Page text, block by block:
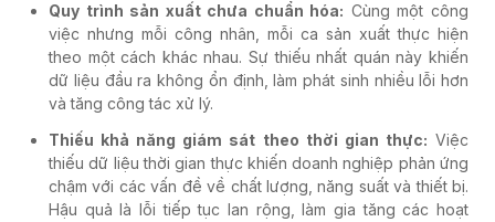
Quy trình sản xuất chưa chuẩn hóa: Cùng một công
việc nhưng mỗi công nhân, mỗi ca sản xuất thực hiện
theo một cách khác nhau. Sự thiếu nhất quán này khiến
dữ liệu đầu ra không ổn định, làm phát sinh nhiều lỗi hơn
và tăng công tác xử lý.
Thiếu khả năng giám sát theo thời gian thực: Việc
thiếu dữ liệu thời gian thực khiến doanh nghiệp phản ứng
chậm với các vấn đề về chất lượng, năng suất và thiết bị.
Hậu quả là lỗi tiếp tục lan rộng, làm gia tăng các hoạt